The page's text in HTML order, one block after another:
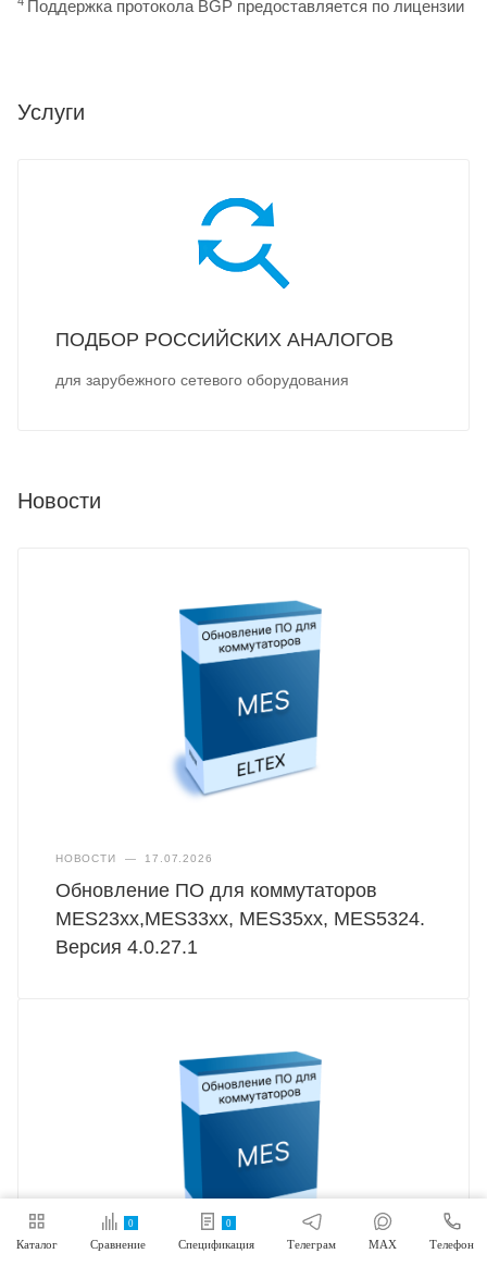
Поддержка протокола BGP предоставляется по лицензии
Услуги
ПОДБОР РОССИЙСКИХ АНАЛОГОВ
для зарубежного сетевого оборудования
Новости
НОВОСТИ — 17.07.2026
Обновление ПО для коммутаторов
MES23xx,MES33xx, MES35xx, MES5324.
Версия 4.0.27.1
Каталог
0
Сравнение
0
Спецификация Телеграм MAX Телефон